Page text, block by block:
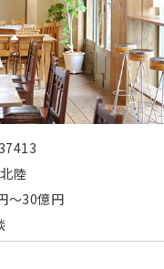
用選考活動のため
第三者の商品・サービ
メールマガジン等、各
広告情報等の表示、メー
種ご案内のため
的に関連する市場分析
のため
陸
～30億円